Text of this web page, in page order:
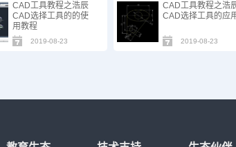
CAD工具教程之浩辰
CAD选择工具的的使
用教程
2019-08-23
CAD工具教程之浩
CAD选择工具的应
2019-08-23